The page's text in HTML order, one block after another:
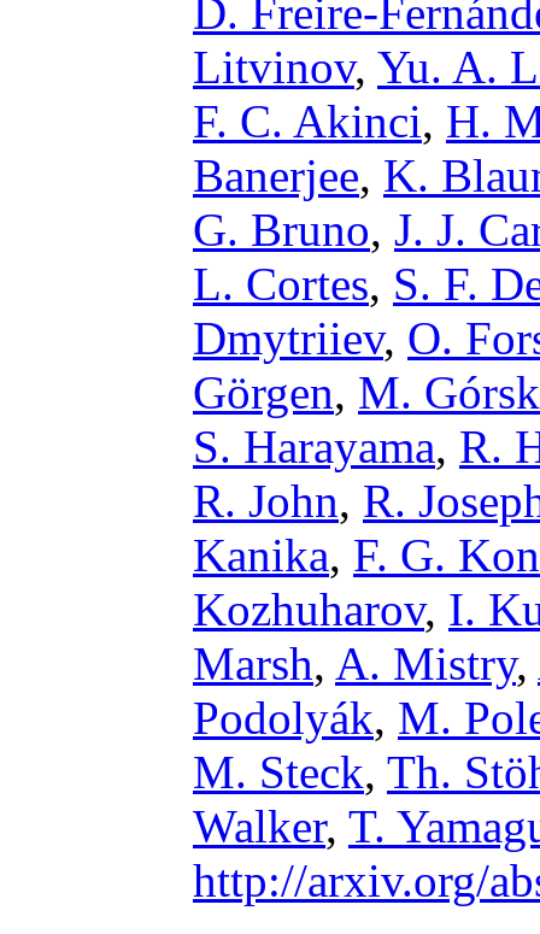
D. Freire-
Litvinov, Yu. A.
F. C. Akinci, H.
Banerjee, K.
G. Bruno, J. J.
L. Cortes, S. F.
Dmytriiev, O.
Görgen, M.
S. Harayama, R.
R. John, R.
Kanika, F. G.
Kozhuharov, I.
Marsh, A. Mistry,
Podolyák, M.
M. Steck, Th.
Walker, T.
http://arxiv.org/